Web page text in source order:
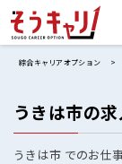
綜合キャリアオプション
うきは市の
うきは市 でのお仕